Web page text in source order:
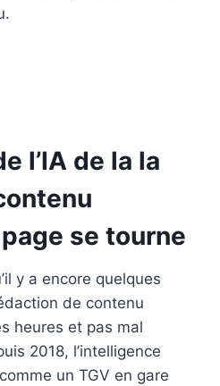
l’IA de la la
se tourne
y a encore quelques
de contenu
heures et pas mal
2018, l’intelligence
un TGV en gare